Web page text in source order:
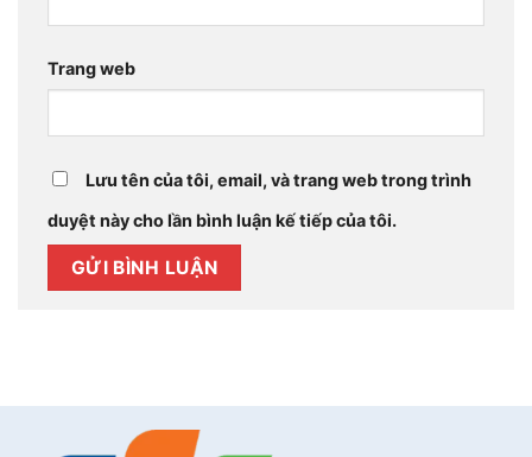
Trang web
Lưu tên của tôi, email, và trang web trong trình
duyệt này cho lần bình luận kế tiếp của tôi.